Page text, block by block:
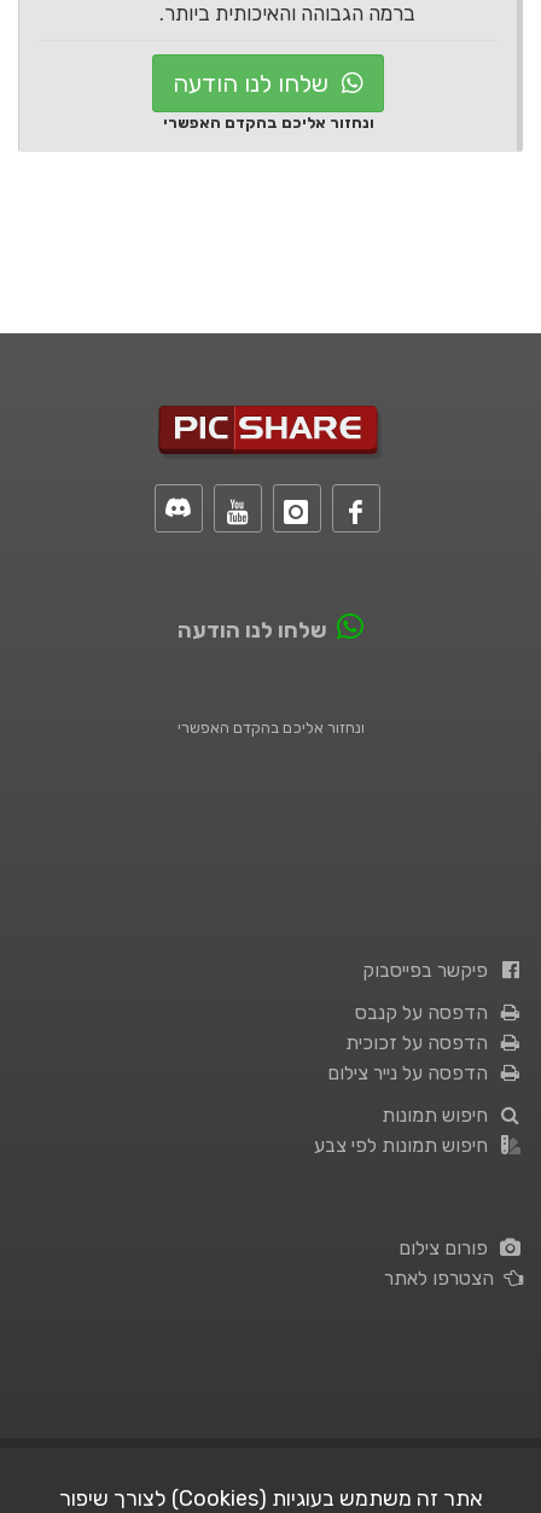
ברמה הגבוהה והאיכותית ביותר.
שלחו לנו הודעה
ונחזור אליכם בהקדם האפשרי
שלחו לנו הודעה
ונחזור אליכם בהקדם האפשרי
פיקשר בפייסבוק
הדפסה על קנבס
הדפסה על זכוכית
הדפסה על נייר צילום
חיפוש תמונות
חיפוש תמונות לפי צבע
פורום צילום
הצטרפו לאתר
אתר זה משתמש בעוגיות (Cookies) לצורך שיפור